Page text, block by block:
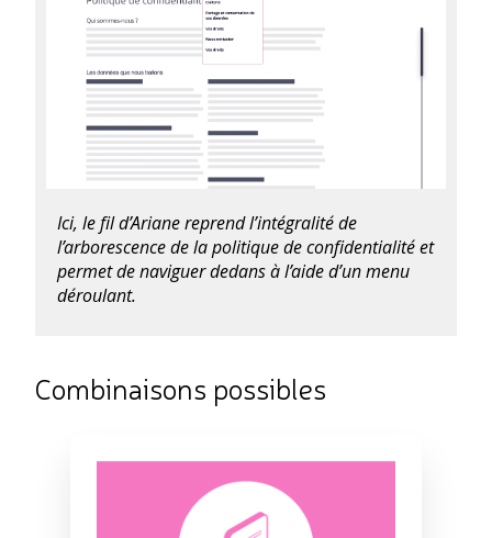
Ici, le fil d’Ariane reprend l’intégralité de
l’arborescence de la politique de confidentialité et
permet de naviguer dedans à l’aide d’un menu
déroulant.
Combinaisons possibles